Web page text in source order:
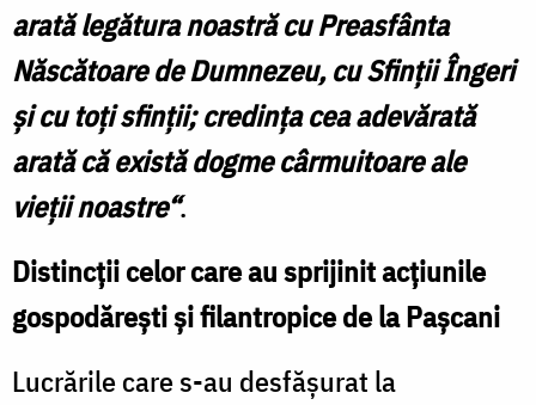
arată legătura noastră cu Preasfânta
Născătoare de Dumnezeu, cu Sfinţii Îngeri
şi cu toţi sfinţii; credinţa cea adevărată
arată că există dogme cârmuitoare ale
vieţii noastre“.
Distincţii celor care au sprijinit acţiunile
gospodăreşti şi filantropice de la Paşcani
Lucrările care s-au desfăşurat la